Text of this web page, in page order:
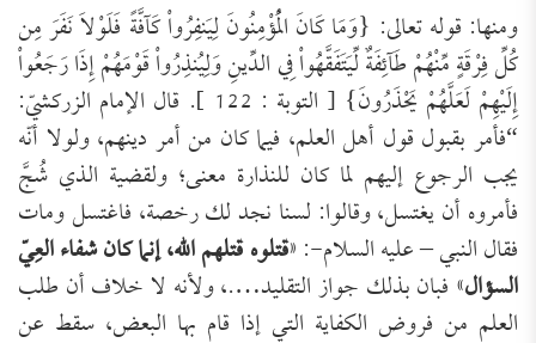
ومنها: قوله تعالى: {وَمَا كَانَ الْمُؤْمِنُونَ لِيَنفِرُواْ كَآفَّةً فَلَوْلاَ نَفَرَ مِن
كُلِّ فِرْقَةٍ مِّنْهُمْ طَآئِفَةٌ لِّيَتَفَقَّهُواْ فِي الدِّينِ وَلِيُنذِرُواْ قَوْمَهُمْ إِذَا رَجَعُواْ
إِلَيْهِمْ لَعَلَّهُمْ يَحْذَرُونَ} [ التوبة : 122 ]. قال الإمام الزركشيّ:
“فأمر بقبول قول أهل العلم، فيما كان من أمر دينهم، ولولا أنّه
يجب الرجوع إليهم لما كان للنذارة معنى؛ ولقضية الذي شُجَّ
فأمروه أن يغتسل، وقالوا: لسنا نجد لك رخصة، فاغتسل ومات
فقال النبي – عليه السلام-: «قتلوه قتلهم الله، إنما كان شفاء العِيّ
السؤال» فبان بذلك جواز التقليد….، ولأنه لا خلاف أن طلب
العلم من فروض الكفاية التي إذا قام بها البعض، سقط عن